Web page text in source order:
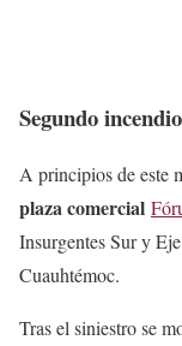
Segundo
A principios de este
plaza comercial
Insurgentes Sur y
Cuauhtémoc.
Tras el siniestro se